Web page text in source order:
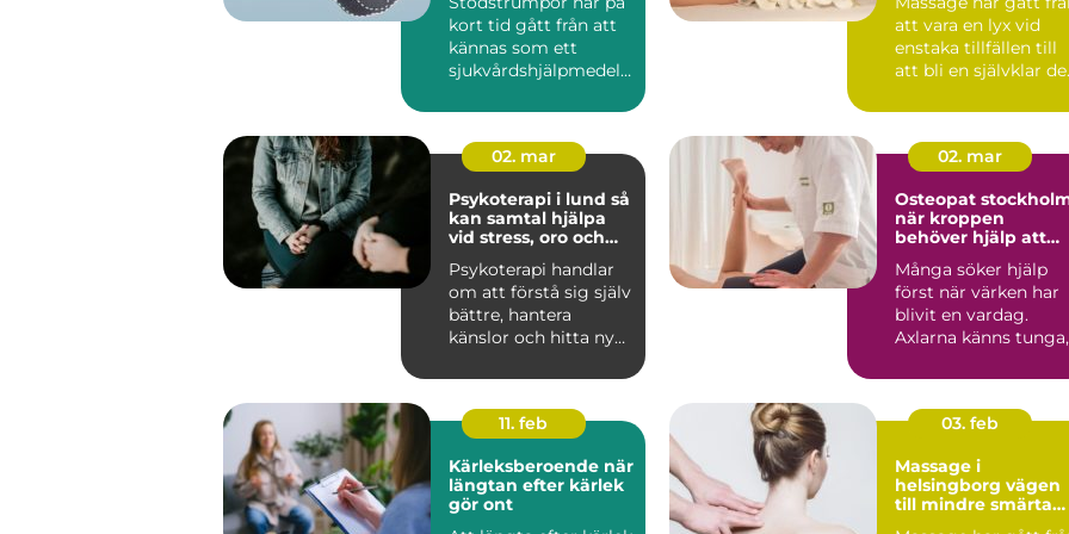
kort tid gått från att
kännas som ett
sjukvårdshjälpmedel
att vara en lyx vid
enstaka tillfällen till
att bli en självklar
02. mar
Psykoterapi i lund så
kan samtal hjälpa
vid stress, oro och
Psykoterapi handlar
om att förstå sig själv
bättre, hantera
känslor och hitta nya
02. mar
Osteopat
när kroppen
behöver hjälp att
Många söker hjälp
först när värken har
blivit en vardag.
Axlarna känns tunga,
protesterar...
11. feb
Kärleksberoende när
längtan efter kärlek
gör ont
03. feb
Massage i
helsingborg vägen
till mindre smärta